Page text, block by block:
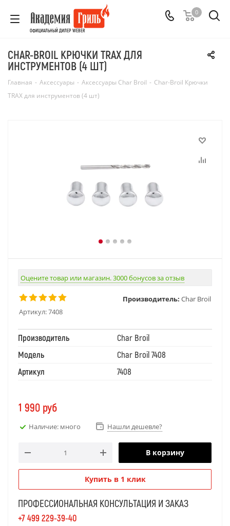
ОФИЦИАЛЬНЫЙ ДИЛЕР WEBER
0
CHAR-BROIL КРЮЧКИ TRAX ДЛЯ
ИНСТРУМЕНТОВ (4 ШТ)
Главная - Аксессуары - Аксессуары Char Broil - Char-Broil Крючки
TRAX для инструментов (4 шт)
Оцените товар или магазин. 3000 бонусов за отзыв
Артикул:7408
Производитель: Char Broil
Производитель
Char Broil
Модель
Char Broil 7408
Артикул
7408
1 990 руб
Наличие: много Нашли дешевле?
В корзину
Купить в 1 клик
ПРОФЕССИОНАЛЬНАЯ КОНСУЛЬТАЦИЯ И ЗАКАЗ
+7 499 229-39-40